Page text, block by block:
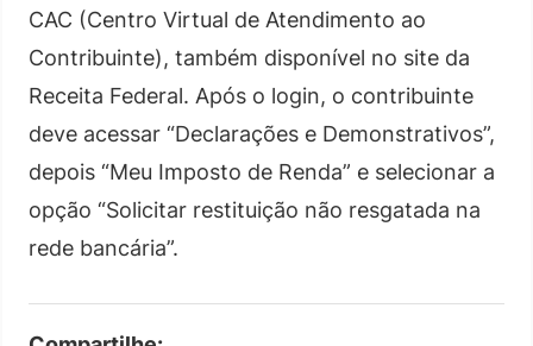
CAC (Centro Virtual de Atendimento ao
Contribuinte), também disponível no site da
Receita Federal. Após o login, o contribuinte
deve acessar “Declarações e Demonstrativos”,
depois “Meu Imposto de Renda” e selecionar a
opção “Solicitar restituição não resgatada na
rede bancária”.